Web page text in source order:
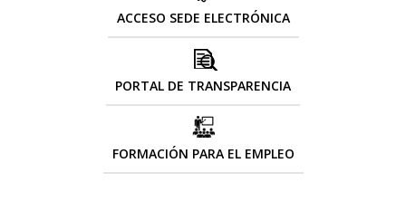
ACCESO SEDE ELECTRÓNICA
PORTAL DE TRANSPARENCIA
FORMACIÓN PARA EL EMPLEO